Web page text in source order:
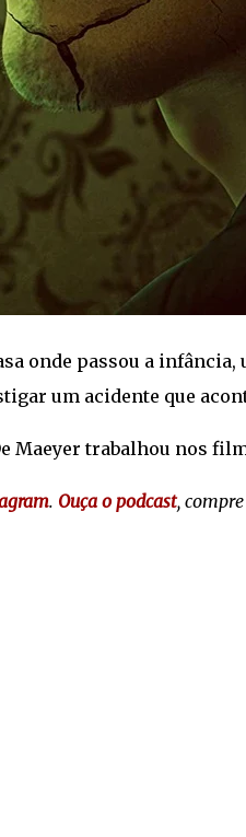
onde passou a
um acidente que
Maeyer trabalhou nos
. Ouça o podcast,